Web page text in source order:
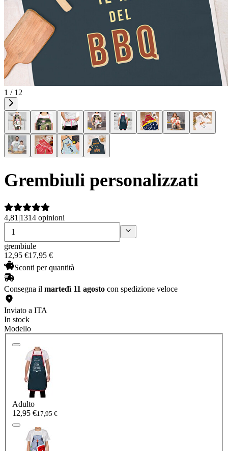
1 / 12
Grembiuli personalizzati
4,81 |1314 opinioni
grembiule
12,95 €17,95 €
Sconti per quantità
Consegna il martedì 11 agosto con spedizione veloce
Inviato a ITA
In stock
Modello
Adulto
12,95 €17,95 €